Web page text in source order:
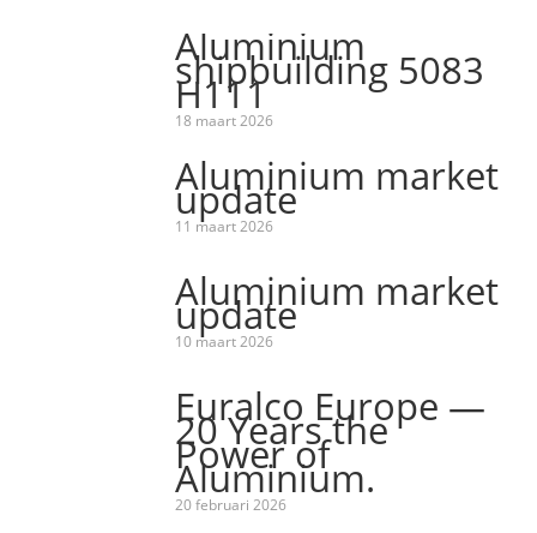
Aluminium
shipbuilding 5083
H111
18 maart 2026
Aluminium market
update
11 maart 2026
Aluminium market
update
10 maart 2026
Euralco Europe —
20 Years the
Power of
Aluminium.
20 februari 2026